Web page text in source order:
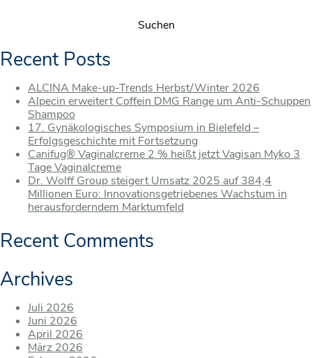
Recent Posts
ALCINA Make-up-Trends Herbst/Winter 2026
Alpecin erweitert Coffein DMG Range um Anti-Schuppen
Shampoo
17. Gynäkologisches Symposium in Bielefeld –
Erfolgsgeschichte mit Fortsetzung
Canifug® Vaginalcreme 2 % heißt jetzt Vagisan Myko 3
Tage Vaginalcreme
Dr. Wolff Group steigert Umsatz 2025 auf 384,4
Millionen Euro: Innovationsgetriebenes Wachstum in
herausforderndem Marktumfeld
Recent Comments
Archives
Juli 2026
Juni 2026
April 2026
März 2026